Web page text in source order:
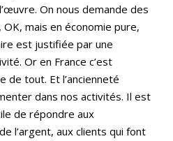
On nous demande des
mais en économie pure,
est justifiée par une
Or en France c’est
de tout. Et l’ancienneté
dans nos activités. Il est
de répondre aux
l’argent, aux clients qui font